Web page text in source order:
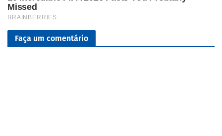
Faça um comentário